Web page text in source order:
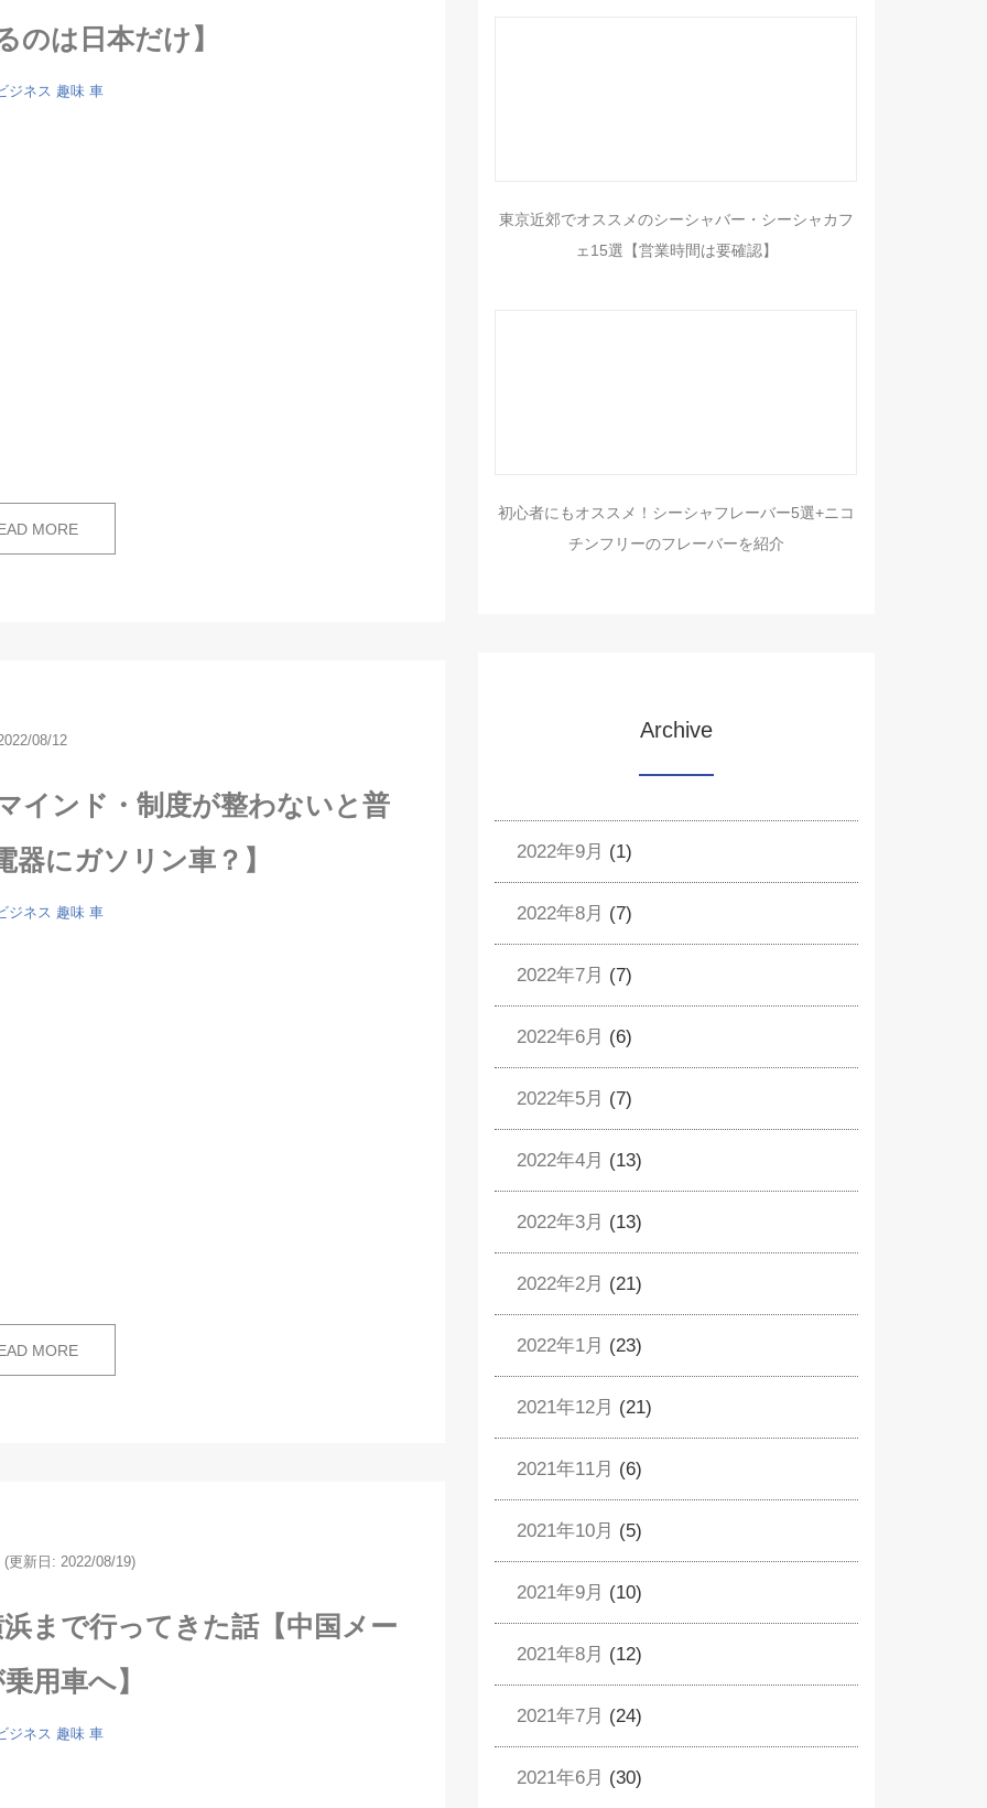
のは日本だけ】
ジネス 趣味 車
MORE
08/12
インド・制度が整わないと普
器にガソリン車？】
ジネス 趣味 車
MORE
(更新日: 2022/08/19)
まで行ってきた話【中国メー
用車へ】
ジネス 趣味 車
東京近郊でオススメのシーシャバー・シーシャカフ
ェ15選【営業時間は要確認】
初心者にもオススメ！シーシャフレーバー5選+ニコ
チンフリーのフレーバーを紹介
Archive
2022年9月 (1)
2022年8月 (7)
2022年7月 (7)
2022年6月 (6)
2022年5月 (7)
2022年4月 (13)
2022年3月 (13)
2022年2月 (21)
2022年1月 (23)
2021年12月 (21)
2021年11月 (6)
2021年10月 (5)
2021年9月 (10)
2021年8月 (12)
2021年7月 (24)
2021年6月 (30)